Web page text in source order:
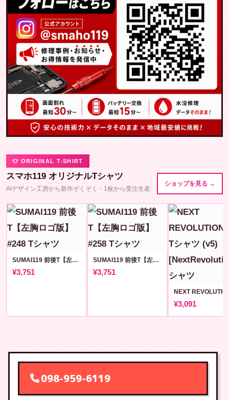
👕 ORIGINAL T-SHIRT
スマホ119 オリジナルTシャツ
AIデザイン工房から新作ぞくぞく・1枚から受注生産
ショップを見る →
SUMAI119 前後T【左胸ロゴ版】#248
¥3,751
SUMAI119 前後T【左胸ロゴ版】#258
¥3,751
¥3,091
098-959-6119